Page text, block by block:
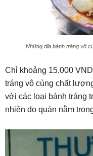
Những dĩa bánh tráng vô
Chỉ khoảng 15.000
tráng vô cùng chất
với các loại bánh tráng
nhiên do quán nằm